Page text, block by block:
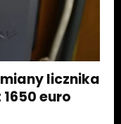
licznika
euro